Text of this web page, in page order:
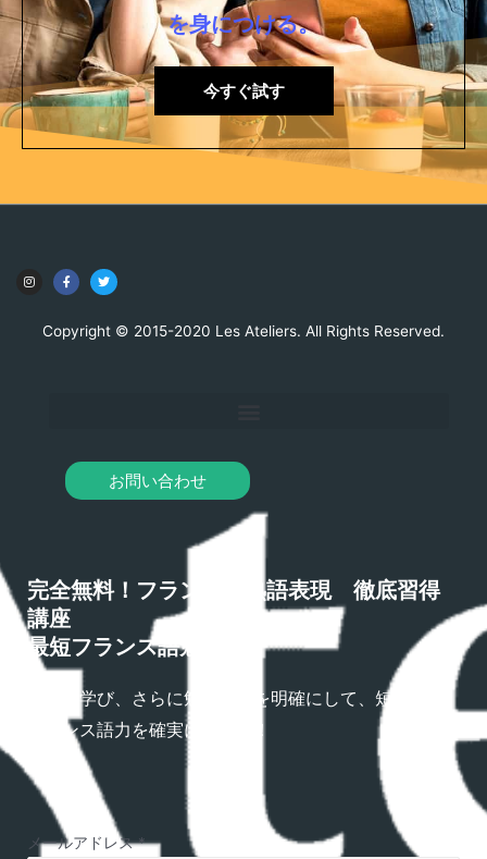
を身につける。
今すぐ試す
Copyright © 2015-2020 Les Ateliers. All Rights Reserved.
お問い合わせ
完全無料！フランス語熟語表現 徹底習得
講座
最短フランス語勉強法
熟語を学び、さらに勉強方法を明確にして、短期間で
フランス語力を確実にアップ！
メールアドレス*